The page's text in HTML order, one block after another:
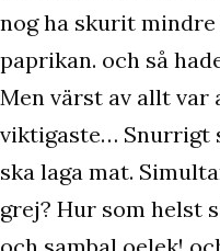
nog ha skurit
paprikan. och så
Men värst av allt var
viktigaste… Snurrigt
ska laga mat.
grej? Hur som helst